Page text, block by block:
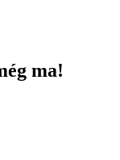
ma!